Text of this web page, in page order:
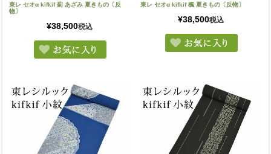
東レ セオα kifkif 薊 あざみ 夏きもの〔反
物〕
¥38,500税込
東レ セオα kifkif 楓 夏きもの〔反物〕
¥38,500税込